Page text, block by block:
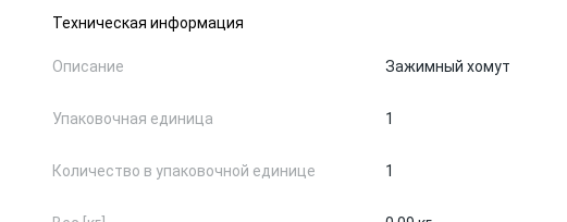
Техническая информация
Описание Зажимный хомут
Упаковочная единица 1
Количество в упаковочной единице 1